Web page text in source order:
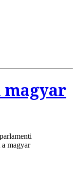
magyar
magyar